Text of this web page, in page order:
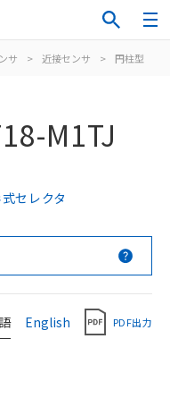
サ > 近接センサ > 円柱型
M1TJ
セレクタ
English PDF出力